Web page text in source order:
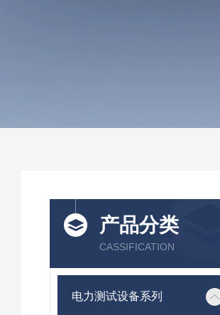
产品分类
CASSIFICATION
电力测试设备系列